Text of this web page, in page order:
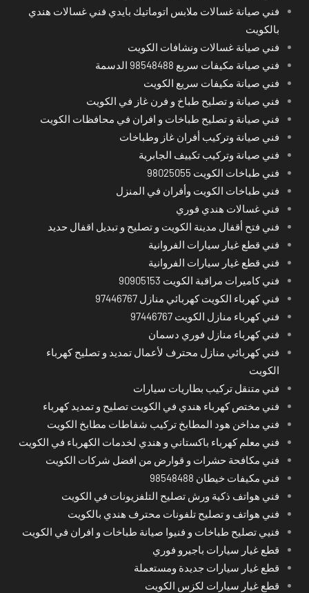
فني صيانة غسالات ملابس اتوماتيك بايدي فني غسالات هندي
بالكويت
فني صيانة غسالات ونشافات الكويت
فني صيانة مكيفات سريع 98548488 الدسمة
فني صيانة مكيفات سريع الكويت
فني صيانة و تصليح طباخ و فرن غاز في الكويت
فني صيانة و تصليح طباخات و افران في محافظات الكويت
فني صيانة وتركيب أفران غاز وطباخات
فني صيانة وتركيب تكييف الجابرية
فني طباخات الكويت 98025055
فني طباخات الكويت وأفران في المنزل
فني غسالات هندي فوري
فني فتح أقفال مدينة الكويت و تصليح و تبديل اقفال حديد
فني قطع غيار سيارات الفروانية
فني قطع غيار سيارات الفروانية
فني كاميرات مراقبة الكويت 90905153
فني كهرباء الكويت كهربائي منازل 97446767
فني كهرباء منازل الكويت 97446767
فني كهرباء منازل فوري دسمان
فني كهربائي منازل محترف لأعمال تمديد و تصليح كهرباء
الكويت
فني متنقل تركيب بطاريات سيارات
فني مختص كهرباء هندي في الكويت تصليح و تمديد كهرباء
فني مداخن هود المطابخ تركيب شفاطات مطابخ الكويت
فني معلم كهرباء باكستاني و هندي لخدمات الكهرباء في الكويت
فني مكافحة حشرات و قوارض من افضل شركات الكويت
فني مكيفات خيطان 98548488
فني هواتف ذكية ورش تصليح التلفزيونات في الكويت
فني هواتف و تصليح تلفونات محترف هندي بالكويت
فنيي تصليح طباخات و فنيوا صيانة طباخات و افران في الكويت
قطع غيار سيارات باجيرو فوري
قطع غيار سيارات جديدة ومستعملة
قطع غيار سيارات لكزس الكويت